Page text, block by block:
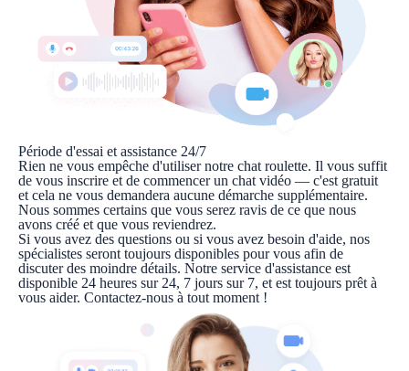
Période d'essai et assistance 24/7
Rien ne vous empêche d'utiliser notre chat roulette. Il vous suffit
de vous inscrire et de commencer un chat vidéo — c'est gratuit
et cela ne vous demandera aucune démarche supplémentaire.
Nous sommes certains que vous serez ravis de ce que nous
avons créé et que vous reviendrez.
Si vous avez des questions ou si vous avez besoin d'aide, nos
spécialistes seront toujours disponibles pour vous afin de
discuter des moindre détails. Notre service d'assistance est
disponible 24 heures sur 24, 7 jours sur 7, et est toujours prêt à
vous aider. Contactez-nous à tout moment !